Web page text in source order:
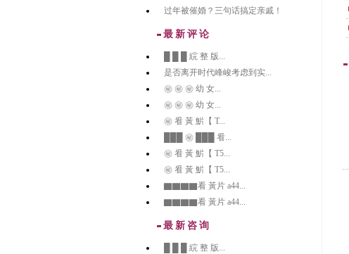
过年被催婚？三句话搞定亲戚！
最新评论
█ █ █ 綄 整 版...
是否离开时代峰峻考虑到实...
㊙️ ㊙️ ㊙️ 幼 女...
㊙️ ㊙️ ㊙️ 幼 女...
㊙️ 㸔 黃 魸【 T...
███ ㊙️ ███ 㸔...
㊙️ 㸔 黃 魸【 T5...
㊙️ 㸔 黃 魸【 T5...
▇▇▇▇看 黃片 a44...
▇▇▇▇看 黃片 a44...
最新咨询
█ █ █ 綄 整 版...